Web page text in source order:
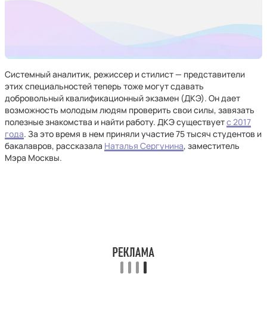
Системный аналитик, режиссер и стилист — представители
этих специальностей теперь тоже могут сдавать
добровольный квалификационный экзамен (ДКЭ). Он дает
возможность молодым людям проверить свои силы, завязать
полезные знакомства и найти работу. ДКЭ существуетс 2017
года. За это время в нем приняли участие 75 тысяч студентов и
бакалавров, рассказала Наталья Сергунина, заместитель
Мэра Москвы.